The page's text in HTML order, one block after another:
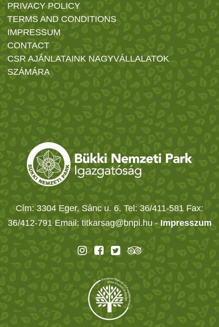
PRIVACY POLICY
TERMS AND CONDITIONS
IMPRESSUM
CONTACT
CSR AJÁNLATAINK NAGYVÁLLALATOK
SZÁMÁRA
Cím: 3304 Eger, Sánc u. 6. Tel: 36/411-581 Fax:
36/412-791 Email: titkarsag@bnpi.hu - Impresszum